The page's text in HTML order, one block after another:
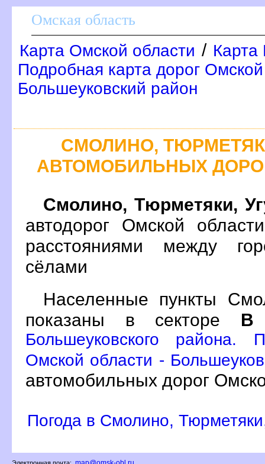
Омская область
Карта Омской области / Карта
Подробная карта дорог
Большеуковский район
СМОЛИНО,
АВТОМОБИЛЬНЫХ
Смолино, Тюрметяки,
автодорог Омской
расстояниями между
сёлами
Населенные пункты
показаны в секторе
Большеуковского района.
Омской области -
автомобильных дорог
Погода в Смолино,